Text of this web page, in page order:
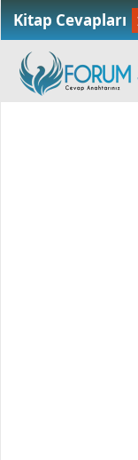
Kitap Cevapları